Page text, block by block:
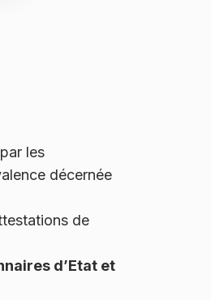
les
décernée
de
d’Etat et